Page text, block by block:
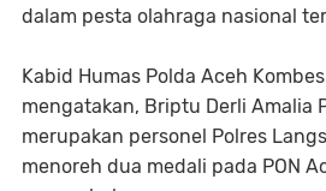
dalam pesta olahraga nasional
Kabid Humas Polda Aceh
mengatakan, Briptu Derli Amalia
merupakan personel Polres
menoreh dua medali pada PON